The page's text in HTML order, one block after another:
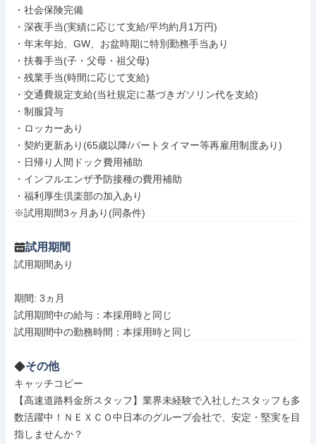
・社会保険完備
・深夜手当(実績に応じて支給/平均約月1万円)
・年末年始、GW、お盆時期に特別勤務手当あり
・扶養手当(子・父母・祖父母)
・残業手当(時間に応じて支給)
・交通費規定支給(当社規定に基づきガソリン代を支給)
・制服貸与
・ロッカーあり
・契約更新あり(65歳以降/パートタイマー等再雇用制度あり)
・日帰り人間ドック費用補助
・インフルエンザ予防接種の費用補助
・福利厚生倶楽部の加入あり
※試用期間3ヶ月あり(同条件)
試用期間
試用期間あり
期間: 3ヵ月
試用期間中の給与：本採用時と同じ
その他
キャッチコピー
【高速道路料金所スタッフ】業界未経験で入社したスタッフも多
数活躍中！ＮＥＸＣＯ中日本のグループ会社で、安定・堅実を目
指しませんか？